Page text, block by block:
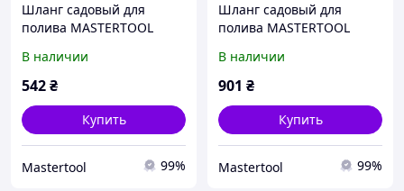
Шланг садовый для
полива MASTERTOOL
зеленый 92-1019
В наличии
542₴
Купить
Mastertool 99%
Шланг садовый для
полива MASTERTOOL
зеленый 92-1030
В наличии
901 ₴
Купить
Mastertool 99%